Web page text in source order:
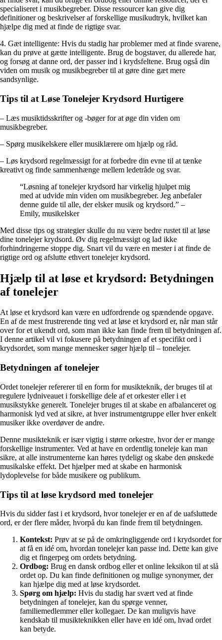
specialiseret i musikbegreber. Disse ressourcer kan give dig
definitioner og beskrivelser af forskellige musikudtryk, hvilket kan
hjælpe dig med at finde de rigtige svar.
4. Gæt intelligente: Hvis du stadig har problemer med at finde svarene,
kan du prøve at gætte intelligente. Brug de bogstaver, du allerede har,
og forsøg at danne ord, der passer ind i krydsfeltene. Brug også din
viden om musik og musikbegreber til at gøre dine gæt mere
sandsynlige.
Tips til at Løse Tonelejer Krydsord Hurtigere
– Læs musiktidsskrifter og -bøger for at øge din viden om
musikbegreber.
– Spørg musikelskere eller musiklærere om hjælp og råd.
– Løs krydsord regelmæssigt for at forbedre din evne til at tænke
kreativt og finde sammenhænge mellem ledetråde og svar.
“Løsning af tonelejer krydsord har virkelig hjulpet mig
med at udvide min viden om musikbegreber. Jeg anbefaler
denne guide til alle, der elsker musik og krydsord.” –
Emily, musikelsker
Med disse tips og strategier skulle du nu være bedre rustet til at løse
dine tonelejer krydsord. Øv dig regelmæssigt og lad ikke
forhindringerne stoppe dig. Snart vil du være en mester i at finde de
rigtige ord og afslutte ethvert tonelejer krydsord.
Hjælp til at løse et krydsord: Betydningen
af tonelejer
At løse et krydsord kan være en udfordrende og spændende opgave.
En af de mest frustrerende ting ved at løse et krydsord er, når man står
over for et ukendt ord, som man ikke kan finde frem til betydningen af.
I denne artikel vil vi fokusere på betydningen af et specifikt ord i
krydsordet, som mange mennesker søger hjælp til – tonelejer.
Betydningen af tonelejer
Ordet tonelejer refererer til en form for musikteknik, der bruges til at
regulere lydniveauet i forskellige dele af et orkester eller i et
musikstykke generelt. Tonelejer bruges til at skabe en afbalanceret og
harmonisk lyd ved at sikre, at hver instrumentgruppe eller hver enkelt
musiker ikke overdøver de andre.
Denne musikteknik er især vigtig i større orkestre, hvor der er mange
forskellige instrumenter. Ved at have en ordentlig toneleje kan man
sikre, at alle instrumenterne kan høres tydeligt og skabe den ønskede
musikalske effekt. Det hjælper med at skabe en harmonisk
lydoplevelse for både musikere og publikum.
Tips til at løse krydsord med tonelejer
Hvis du sidder fast i et krydsord, hvor tonelejer er en af de uafsluttede
ord, er der flere måder, hvorpå du kan finde frem til betydningen.
Kontekst: Prøv at se på de omkringliggende ord i krydsordet for
at få en idé om, hvordan tonelejer kan passe ind. Dette kan give
dig et fingerpeg om ordets betydning.
Ordbog: Brug en dansk ordbog eller et online leksikon til at slå
ordet op. Du kan finde definitionen og mulige synonymer, der
kan hjælpe dig med at løse krydsordet.
Spørg om hjælp: Hvis du stadig har svært ved at finde
betydningen af tonelejer, kan du spørge venner,
familiemedlemmer eller kollegaer. De kan muligvis have
kendskab til musikteknikken eller have en idé om, hvad ordet
kan betyde.